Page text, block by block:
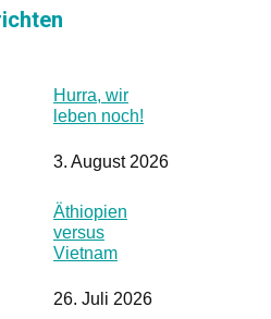
Hurra, wir
leben noch!
3. August 2026
Äthiopien
versus
Vietnam
26. Juli 2026